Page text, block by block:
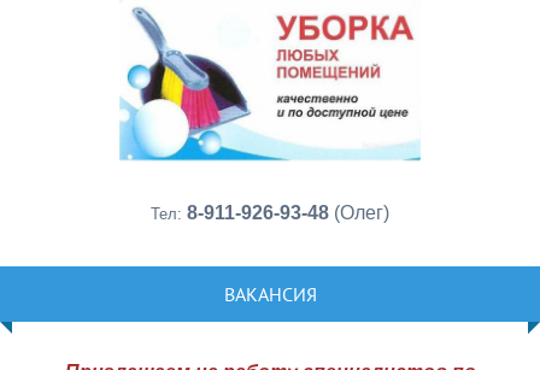
Тел: 8-911-926-93-48 (Олег)
ВАКАНСИЯ